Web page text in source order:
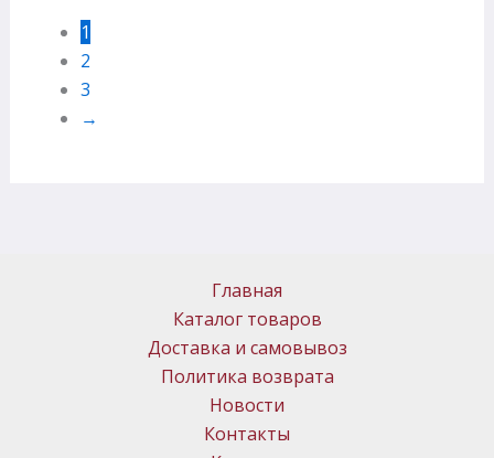
1
2
3
→
Главная
Каталог товаров
Доставка и самовывоз
Политика возврата
Новости
Контакты